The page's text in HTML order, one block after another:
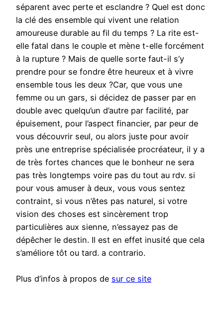
séparent avec perte et esclandre ? Quel est donc
la clé des ensemble qui vivent une relation
amoureuse durable au fil du temps ? La rite est-
elle fatal dans le couple et mène t-elle forcément
à la rupture ? Mais de quelle sorte faut-il s’y
prendre pour se fondre être heureux et à vivre
ensemble tous les deux ?Car, que vous une
femme ou un gars, si décidez de passer par en
double avec quelqu’un d’autre par facilité, par
épuisement, pour l’aspect financier, par peur de
vous découvrir seul, ou alors juste pour avoir
près une entreprise spécialisée procréateur, il y a
de très fortes chances que le bonheur ne sera
pas très longtemps voire pas du tout au rdv. si
pour vous amuser à deux, vous vous sentez
contraint, si vous n’êtes pas naturel, si votre
vision des choses est sincèrement trop
particulières aux sienne, n’essayez pas de
dépêcher le destin. Il est en effet inusité que cela
s’améliore tôt ou tard. a contrario.
Plus d’infos à propos de sur ce site